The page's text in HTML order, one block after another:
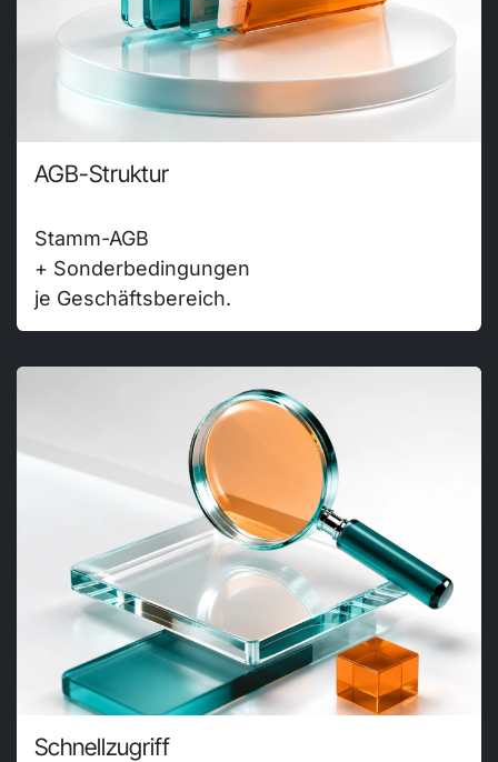
AGB-Struktur
Stamm-AGB
+ Sonderbedingungen
je Geschäftsbereich.
Schnellzugriff